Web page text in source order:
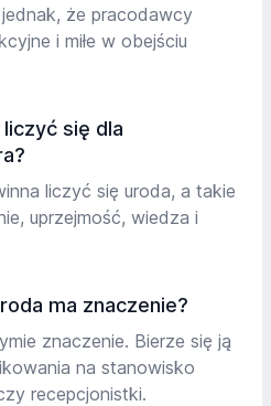
że pracodawcy
i miłe w obejściu
się dla
liczyć się uroda, a takie
uprzejmość, wiedza i
ma znaczenie?
znaczenie. Bierze się ją
na stanowisko
recepcjonistki.